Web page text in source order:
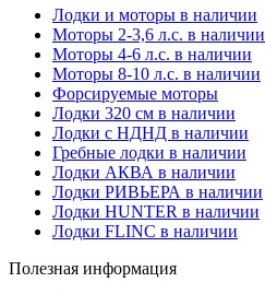
Лодки и моторы в наличии
Моторы 2-3,6 л.с. в наличии
Моторы 4-6 л.с. в наличии
Моторы 8-10 л.с. в наличии
Форсируемые моторы
Лодки 320 см в наличии
Лодки с НДНД в наличии
Гребные лодки в наличии
Лодки АКВА в наличии
Лодки РИВЬЕРА в наличии
Лодки HUNTER в наличии
Лодки FLINC в наличии
Полезная информация